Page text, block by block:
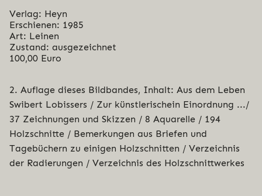
Verlag: Heyn
Erschienen: 1985
Art: Leinen
Zustand: ausgezeichnet
100,00 Euro
2. Auflage dieses Bildbandes, Inhalt: Aus dem Leben
Swibert Lobissers / Zur künstlerischein Einordnung .../
37 Zeichnungen und Skizzen / 8 Aquarelle / 194
Holzschnitte / Bemerkungen aus Briefen und
Tagebüchern zu einigen Holzschnitten / Verzeichnis
der Radierungen / Verzeichnis des Holzschnittwerkes